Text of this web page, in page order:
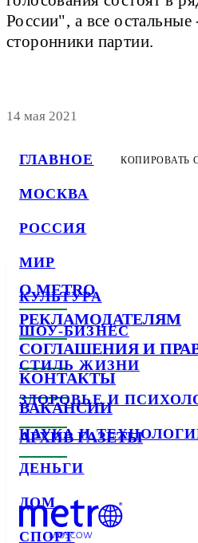
ГЛАВНОЕ
МОСКВА
РОССИЯ
МИР
КУЛЬТУРА
ШОУ-БИЗНЕС
СТИЛЬ ЖИЗНИ
ЗДОРОВЬЕ И
НАУКА И
ДЕНЬГИ
ДОМ
СПОРТ
России", а все
сторонники партии.
14 мая 2021
КОПИРОВАТЬ
О METRO
РЕКЛАМОДАТЕЛЯМ
СОГЛАШЕНИЯ И
КОНТАКТЫ
ВАКАНСИИ
АРХИВ ГАЗЕТЫ